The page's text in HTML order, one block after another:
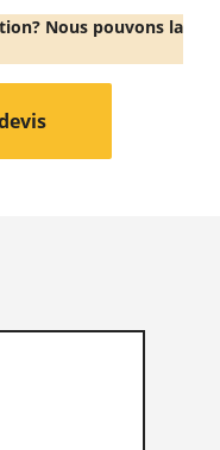
Nous pouvons la